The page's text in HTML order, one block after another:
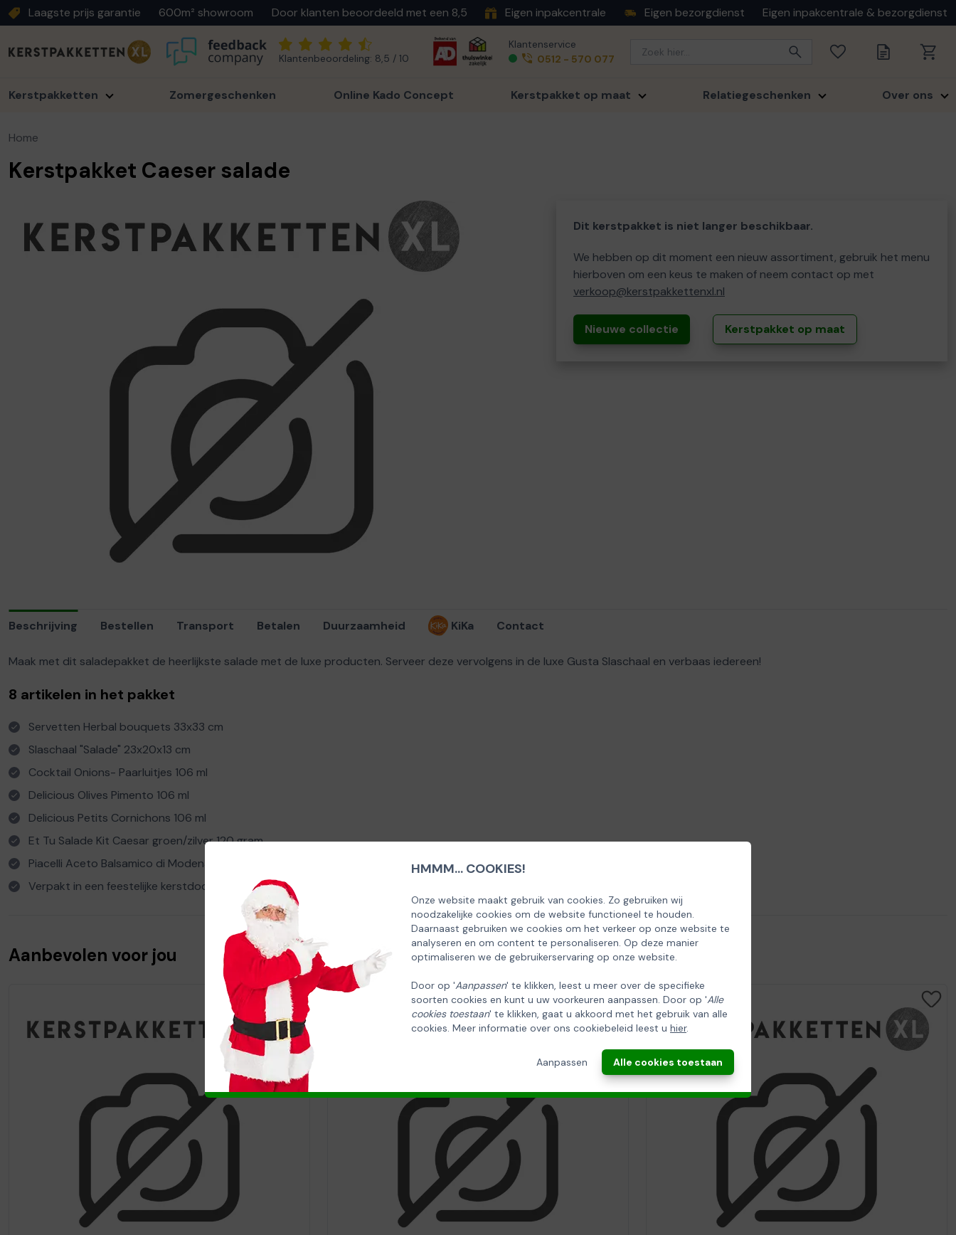
HMMM... COOKIES!
Onze website maakt gebruik van cookies. Zo gebruiken wij
noodzakelijke cookies om de website functioneel te houden.
Daarnaast gebruiken we cookies om het verkeer op onze website te
analyseren en om content te personaliseren. Op deze manier
optimaliseren we de gebruikerservaring op onze website.
Door op 'Aanpassen' te klikken, leest u meer over de specifieke
soorten cookies en kunt u uw voorkeuren aanpassen. Door op 'Alle
cookies toestaan' te klikken, gaat u akkoord met het gebruik van alle
cookies. Meer informatie over ons cookiebeleid leest u hier.
Aanpassen Alle cookies toestaan
Laagste prijs garantie 600m² showroom Door klanten beoordeeld met een 8,5 Eigen inpakcentrale Eigen bezorgdienst Eigen inpakcentrale & bezorgdienst
Klantenbeoordeling: 8,5 / 10
Klantenservice
0512 - 570 077
Kerstpakketten Zomergeschenken Online Kado Concept Kerstpakket op maat Relatiegeschenken Over ons
Home
Kerstpakket Caeser salade
Dit kerstpakket is niet langer beschikbaar.
We hebben op dit moment een nieuw assortiment, gebruik het menu
hierboven om een keus te maken of neem contact op met
verkoop@kerstpakkettenxl.nl
Nieuwe collectie Kerstpakket op maat
Beschrijving Bestellen Transport Betalen Duurzaamheid KiKa Contact
Maak met dit saladepakket de heerlijkste salade met de luxe producten. Serveer deze vervolgens in de luxe Gusta Slaschaal en verbaas iedereen!
8 artikelen in het pakket
Servetten Herbal bouquets 33x33 cm
Slaschaal "Salade" 23x20x13 cm
Cocktail Onions- Paarluitjes 106 ml
Delicious Olives Pimento 106 ml
Delicious Petits Cornichons 106 ml
Et Tu Salade Kit Caesar groen/zilver 120 gram
Piacelli Aceto Balsamico di Modena zwart 500 ml
Verpakt in een feestelijke kerstdoos
Aanbevolen voor jou